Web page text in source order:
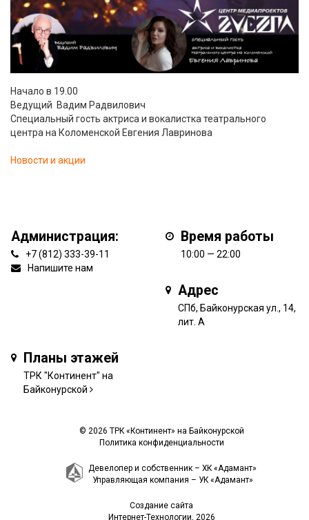
Начало в 19.00
Ведущий Вадим Радвилович
Специальный гость актриса и вокалистка театрального
центра на Коломенской Евгения Лавринова
Новости и акции
Администрация:
+7 (812) 333-39-11
Напишите нам
Время работы
10:00 — 22:00
Адрес
СПб, Байконурская ул., 14,
лит. А
Планы этажей
ТРК "Континент" на
Байконурской
© 2026 ТРК «Континент» на Байконурской
Политика конфиденциальности
Девелопер и собственник – ХК «Адамант»
Управляющая компания – УК «Адамант»
Создание сайта
Интернет-Технологии, 2026